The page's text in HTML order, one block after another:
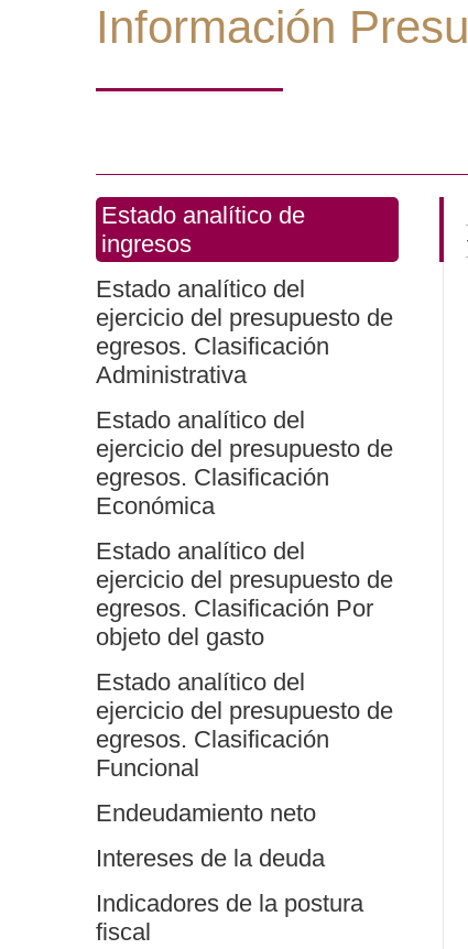
Información
Estado analítico de
ingresos
Estado analítico del
ejercicio del presupuesto de
egresos. Clasificación
Administrativa
Estado analítico del
ejercicio del presupuesto de
egresos. Clasificación
Económica
Estado analítico del
ejercicio del presupuesto de
egresos. Clasificación Por
objeto del gasto
Estado analítico del
ejercicio del presupuesto de
egresos. Clasificación
Funcional
Endeudamiento neto
Intereses de la deuda
Indicadores de la postura
fiscal